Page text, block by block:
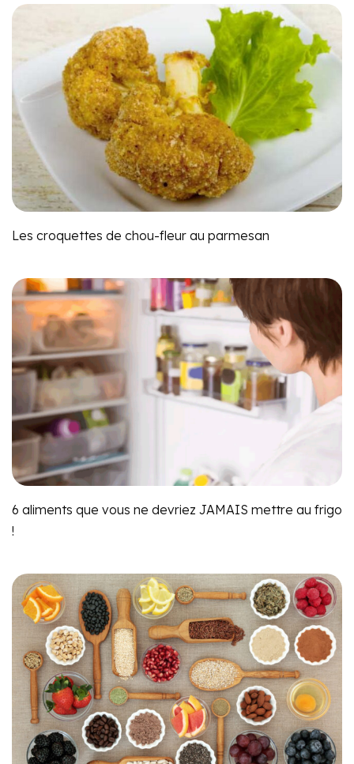
Les croquettes de chou-fleur au parmesan
6 aliments que vous ne devriez JAMAIS mettre au frigo
!